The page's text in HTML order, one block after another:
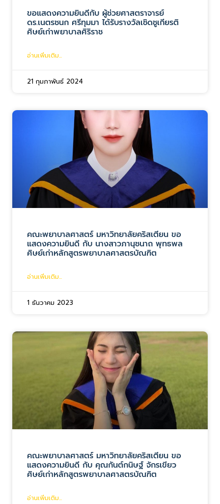
ขอแสดงความยินดีกับ ผู้ช่วยศาสตราจารย์
ดร.เนตรชนก ศรีทุมมา ได้รับรางวัลเชิดชูเกียรติ
ศิษย์เก่าพยาบาลศิริราช
อ่านเพิ่มเติม...
21 กุมภาพันธ์ 2024
คณะพยาบาลศาสตร์ มหาวิทยาลัยคริสเตียน ขอ
แสดงความยินดี กับ นางสาวภานุชนาถ พุทธพล
ศิษย์เก่าหลักสูตรพยาบาลศาสตรบัณฑิต
อ่านเพิ่มเติม...
1 ธันวาคม 2023
คณะพยาบาลศาสตร์ มหาวิทยาลัยคริสเตียน ขอ
แสดงความยินดี กับ คุณกันต์กนิษฐ์ จักรเขียว
ศิษย์เก่าหลักสูตรพยาบาลศาสตรบัณฑิต
อ่านเพิ่มเติม...